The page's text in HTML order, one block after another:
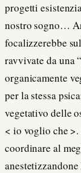
progetti
nostro sogno…
focalizzerebbe
ravvivate da una
organicamente
per la stessa
vegetativo delle
< io voglio che >.
coordinare al